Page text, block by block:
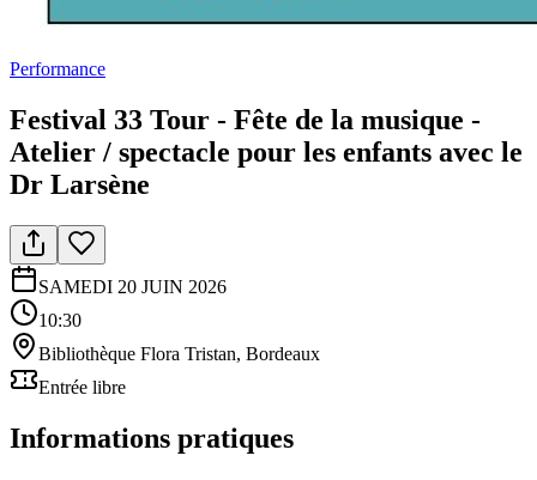
Performance
Festival 33 Tour - Fête de la musique -
Atelier / spectacle pour les enfants avec le
Dr Larsène
SAMEDI 20 JUIN 2026
10:30
Bibliothèque Flora Tristan, Bordeaux
Entrée libre
Informations pratiques